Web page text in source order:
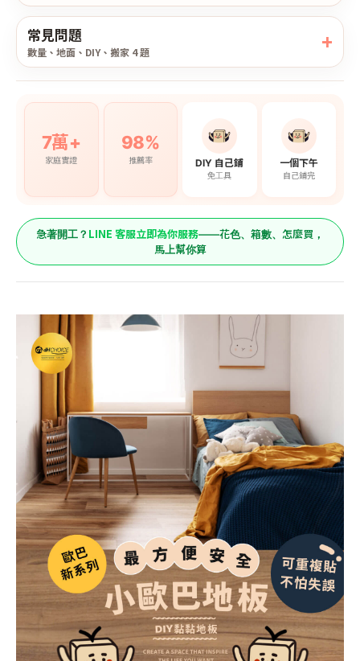
常見問題
數量、地面、DIY、搬家 4 題
7萬+
家庭實證
98%
推薦率 DIY 自己鋪
免工具
一個下午
自己鋪完
急著開工？ LINE 客服立即為你服務——花色、箱數、怎麼買，
馬上幫你算